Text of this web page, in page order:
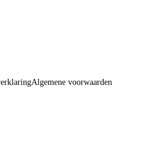
Algemene voorwaarden